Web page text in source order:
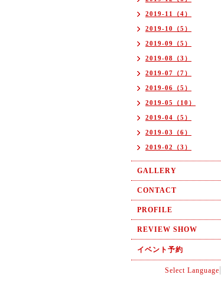
2019-11（4）
2019-10（5）
2019-09（5）
2019-08（3）
2019-07（7）
2019-06（5）
2019-05（10）
2019-04（5）
2019-03（6）
2019-02（3）
GALLERY
CONTACT
PROFILE
REVIEW SHOW
イベント予約
Select Language